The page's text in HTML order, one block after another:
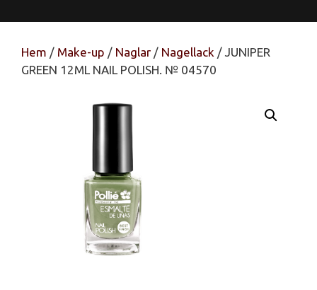
Hem / Make-up / Naglar / Nagellack / JUNIPER
GREEN 12ML NAIL POLISH. № 04570